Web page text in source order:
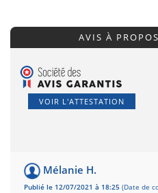
AVIS À
VOIR L'ATTESTATION
Mélanie H.
Publié le 12/07/2021 à 18:25 (Date de